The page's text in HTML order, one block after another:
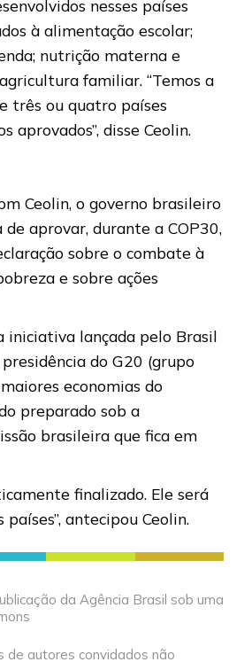
nesses países
à alimentação escolar;
nutrição materna e
familiar. “Temos a
três ou quatro países
aprovados”, disse Ceolin.
Ceolin, o governo brasileiro
aprovar, durante a COP30,
sobre o combate à
e sobre ações
iniciativa lançada pelo Brasil
do G20 (grupo
economias do
preparado sob a
brasileira que fica em
finalizado. Ele será
antecipou Ceolin.
da Agência Brasil sob uma
de autores convidados não